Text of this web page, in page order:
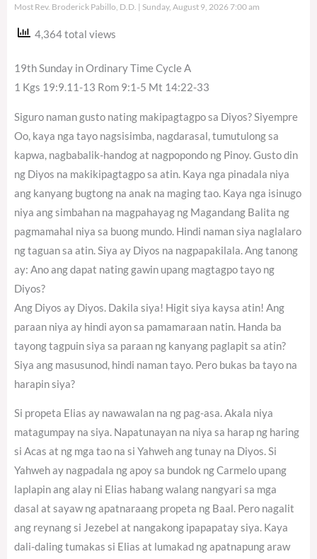
Most Rev. Broderick Pabillo, D.D. Sunday, August 9, 2026 7:00 am
4,364 total views
19th Sunday in Ordinary Time Cycle A
1 Kgs 19:9.11-13 Rom 9:1-5 Mt 14:22-33
Siguro naman gusto nating makipagtagpo sa Diyos? Siyempre
Oo, kaya nga tayo nagsisimba, nagdarasal, tumutulong sa
kapwa, nagbabalik-handog at nagpopondo ng Pinoy. Gusto din
ng Diyos na makikipagtagpo sa atin. Kaya nga pinadala niya
ang kanyang bugtong na anak na maging tao. Kaya nga isinugo
niya ang simbahan na magpahayag ng Magandang Balita ng
pagmamahal niya sa buong mundo. Hindi naman siya naglalaro
ng taguan sa atin. Siya ay Diyos na nagpapakilala. Ang tanong
ay: Ano ang dapat nating gawin upang magtagpo tayo ng
Diyos?
Ang Diyos ay Diyos. Dakila siya! Higit siya kaysa atin! Ang
paraan niya ay hindi ayon sa pamamaraan natin. Handa ba
tayong tagpuin siya sa paraan ng kanyang paglapit sa atin?
Siya ang masusunod, hindi naman tayo. Pero bukas ba tayo na
harapin siya?
Si propeta Elias ay nawawalan na ng pag-asa. Akala niya
matagumpay na siya. Napatunayan na niya sa harap ng haring
si Acas at ng mga tao na si Yahweh ang tunay na Diyos. Si
Yahweh ay nagpadala ng apoy sa bundok ng Carmelo upang
laplapin ang alay ni Elias habang walang nangyari sa mga
dasal at sayaw ng apatnaraang propeta ng Baal. Pero nagalit
ang reynang si Jezebel at nangakong ipapapatay siya. Kaya
dali-daling tumakas si Elias at lumakad ng apatnapung araw